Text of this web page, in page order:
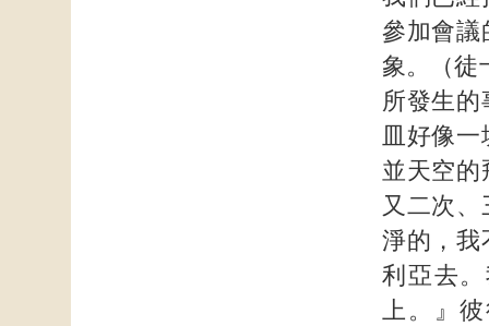
參加會議
象。（徒
所發生
皿好像
並天空的
又二次
淨的，我
利亞去
上。』